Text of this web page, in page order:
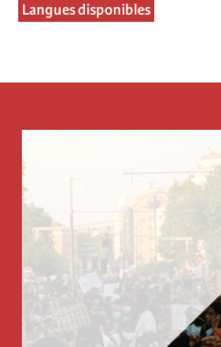
Langues disponibles